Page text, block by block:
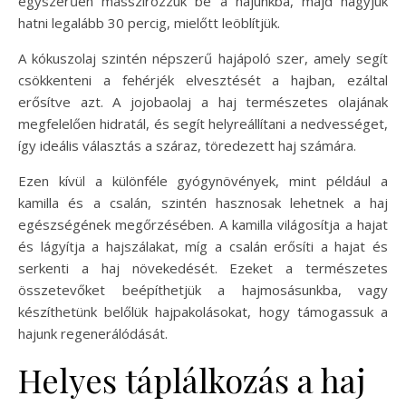
hatni legalább 30 percig, mielőtt leöblítjük.
A kókuszolaj szintén népszerű hajápoló szer, amely segít
csökkenteni a fehérjék elvesztését a hajban, ezáltal
erősítve azt. A jojobaolaj a haj természetes olajának
megfelelően hidratál, és segít helyreállítani a nedvességet,
így ideális választás a száraz, töredezett haj számára.
Ezen kívül a különféle gyógynövények, mint például a
kamilla és a csalán, szintén hasznosak lehetnek a haj
egészségének megőrzésében. A kamilla világosítja a hajat
és lágyítja a hajszálakat, míg a csalán erősíti a hajat és
serkenti a haj növekedését. Ezeket a természetes
összetevőket beépíthetjük a hajmosásunkba, vagy
készíthetünk belőlük hajpakolásokat, hogy támogassuk a
hajunk regenerálódását.
Helyes táplálkozás a haj